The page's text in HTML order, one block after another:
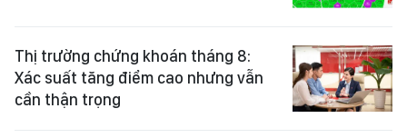
Thị trường chứng khoán tháng 8:
Xác suất tăng điểm cao nhưng vẫn
cần thận trọng